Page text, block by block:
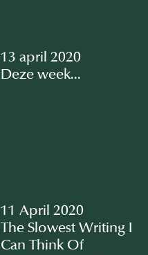
13 april 2020
Deze week...
11 April 2020
The Slowest Writing I
Can Think Of⠀